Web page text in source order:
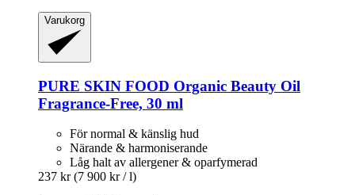
Varukorg
PURE SKIN FOOD Organic Beauty Oil
Fragrance-​Free, 30 ml
För normal & känslig hud
Närande & harmoniserande
Låg halt av allergener & oparfymerad
237 kr (7 900 kr / l)